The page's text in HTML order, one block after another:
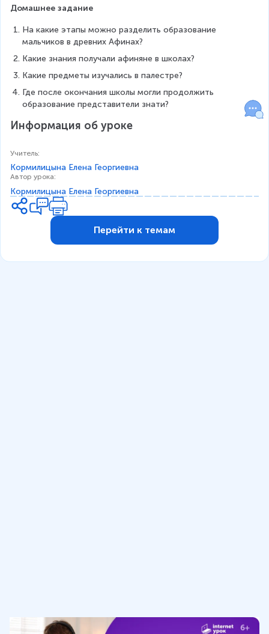
Домашнее задание
На какие этапы можно разделить образование
мальчиков в древних Афинах?
Какие знания получали афиняне в школах?
Какие предметы изучались в палестре?
Где после окончания школы могли продолжить
образование представители знати?
Информация об уроке
Учитель:
Кормилицына Елена Георгиевна
Автор урока:
Кормилицына Елена Георгиевна
Перейти к темам